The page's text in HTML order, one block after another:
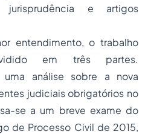
e artigos
entendimento, o trabalho
em três partes.
análise sobre a nova
judiciais obrigatórios no
se a um breve exame do
de Processo Civil de 2015,